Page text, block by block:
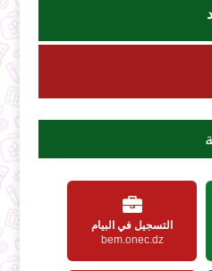
التسجيل في البيام
bem.onec.dz